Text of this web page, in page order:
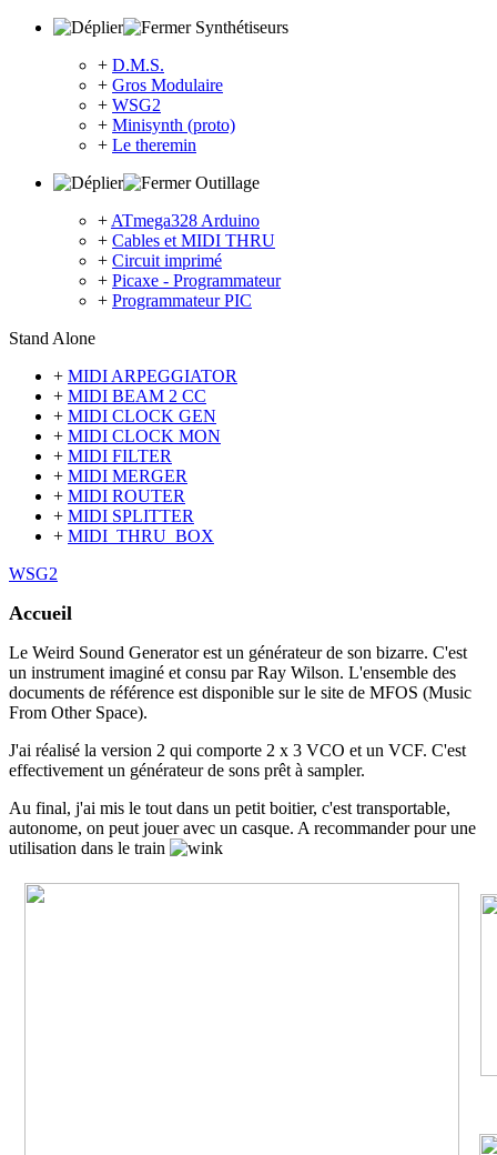
Synthétiseurs
+ D.M.S.
+ Gros Modulaire
+ WSG2
+ Minisynth (proto)
+ Le theremin
Outillage
+ ATmega328 Arduino
+ Cables et MIDI THRU
+ Circuit imprimé
+ Picaxe - Programmateur
+ Programmateur PIC
Stand Alone
+ MIDI ARPEGGIATOR
+ MIDI BEAM 2 CC
+ MIDI CLOCK GEN
+ MIDI CLOCK MON
+ MIDI FILTER
+ MIDI MERGER
+ MIDI ROUTER
+ MIDI SPLITTER
+ MIDI_THRU_BOX
WSG2
Accueil
Le Weird Sound Generator est un générateur de son bizarre. C'est
un instrument imaginé et consu par Ray Wilson. L'ensemble des
documents de référence est disponible sur le site de MFOS (Music
From Other Space).
J'ai réalisé la version 2 qui comporte 2 x 3 VCO et un VCF. C'est
effectivement un générateur de sons prêt à sampler.
Au final, j'ai mis le tout dans un petit boitier, c'est transportable,
autonome, on peut jouer avec un casque. A recommander pour une
utilisation dans le train